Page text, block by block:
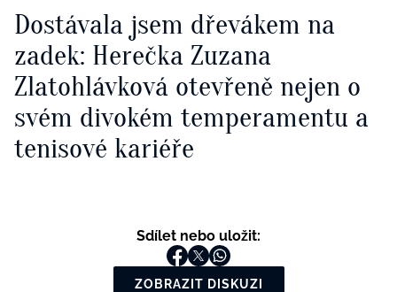
Dostávala jsem dřevákem na
zadek: Herečka Zuzana
Zlatohlávková otevřeně nejen o
svém divokém temperamentu a
tenisové kariéře
Sdílet nebo uložit:
ZOBRAZIT DISKUZI